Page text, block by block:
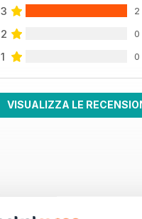
3 2
2 0
1 0
VISUALIZZA LE